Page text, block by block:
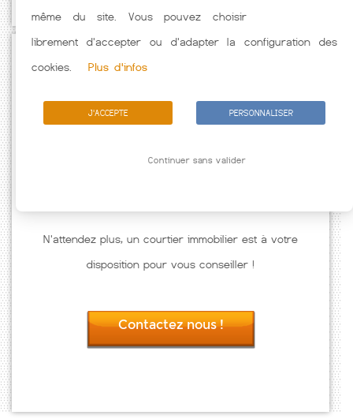
N'attendez plus, un courtier immobilier est à votre
disposition pour vous conseiller !
Contactez nous !
même du site. Vous pouvez choisir
librement d'accepter ou d'adapter la configuration des
cookies.
Plus d'infos
J'ACCEPTE PERSONNALISER
Continuer sans valider